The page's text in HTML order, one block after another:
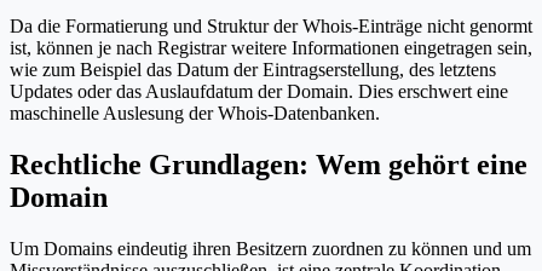
Da die Formatierung und Struktur der Whois-Einträge nicht genormt
ist, können je nach Registrar weitere Informationen eingetragen sein,
wie zum Beispiel das Datum der Eintragserstellung, des letztens
Updates oder das Auslaufdatum der Domain. Dies erschwert eine
maschinelle Auslesung der Whois-Datenbanken.
Rechtliche Grundlagen: Wem gehört eine
Domain
Um Domains eindeutig ihren Besitzern zuordnen zu können und um